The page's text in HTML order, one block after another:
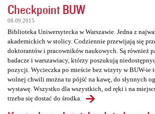
Checkpoint BUW
08.09.2015
Biblioteka Uniwersytecka w Warszawie. Jedna z
akademickich w stolicy. Codziennie przewijają się
doktorantów i pracowników naukowych. Są również
badacze i warszawiacy, którzy poszukują
pozycji. Wycieczka po mieście bez wizyty w BUW-ie
wolnej chwili można tu pójść na kawę, do słynnych
wystawę. Wszystko dla wszystkich, od ręki i na
trzeba się dostać do środka.